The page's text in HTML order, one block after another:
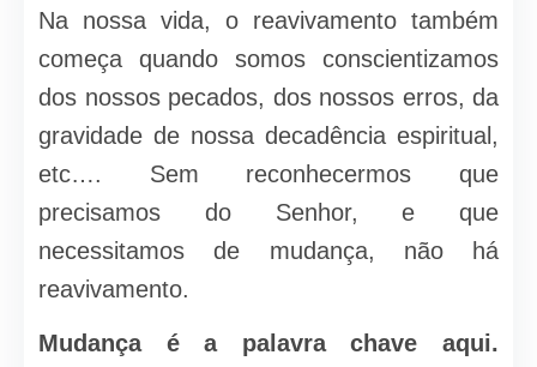
Na nossa vida, o reavivamento também
começa quando somos conscientizamos
dos nossos pecados, dos nossos erros, da
gravidade de nossa decadência espiritual,
etc…. Sem reconhecermos que
precisamos do Senhor, e que
necessitamos de mudança, não há
reavivamento.
Mudança é a palavra chave aqui.